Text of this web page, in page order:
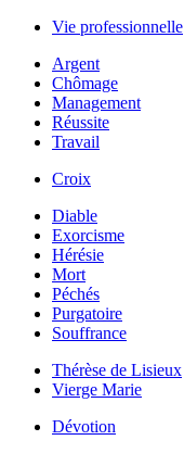
Vie professionnelle
Argent
Chômage
Management
Réussite
Travail
Croix
Diable
Exorcisme
Hérésie
Mort
Péchés
Purgatoire
Souffrance
Thérèse de Lisieux
Vierge Marie
Dévotion